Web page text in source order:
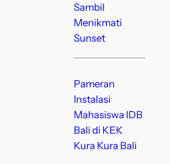
Sambil
Menikmati
Sunset
Pameran
Instalasi
Mahasiswa IDB
Bali di KEK
Kura Kura Bali